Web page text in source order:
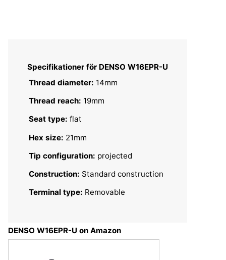
Specifikationer för DENSO W16EPR-U
Thread diameter: 14mm
Thread reach: 19mm
Seat type: flat
Hex size: 21mm
Tip configuration: projected
Construction: Standard construction
Terminal type: Removable
DENSO W16EPR-U on Amazon